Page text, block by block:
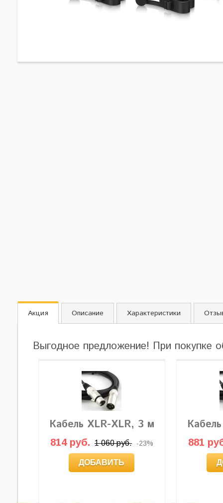
Акция Описание Характеристики
Выгодное предложение! При покупке
Кабель XLR-XLR, 3 м
814 руб. 1 060 руб. -23%
ДОБАВИТЬ
881